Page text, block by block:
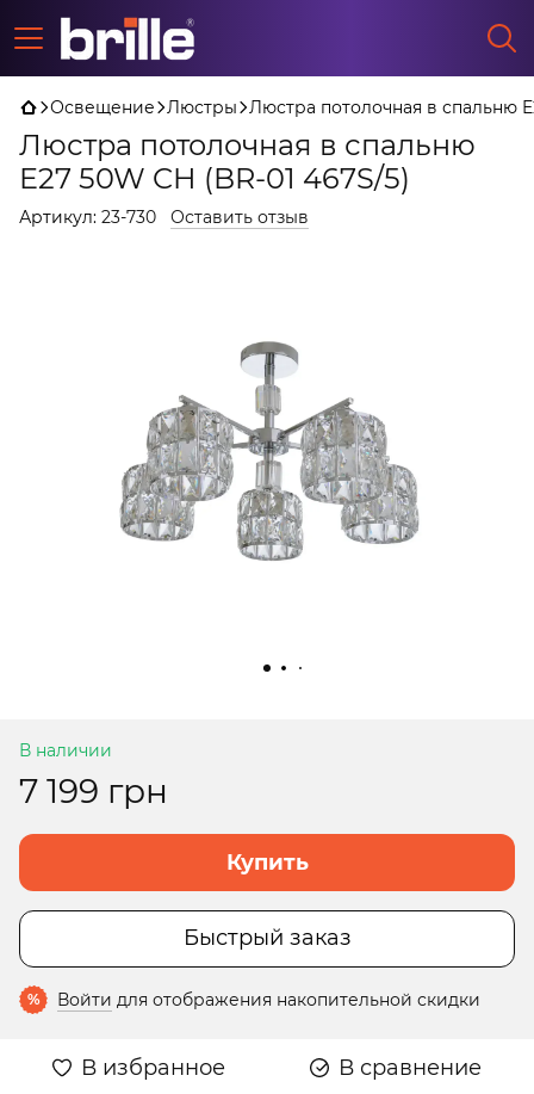
Освещение Люстры Люстра потолочная в спальню
Люстра потолочная в спальню
E27 50W CH (BR-01 467S/5)
Артикул: 23-730 Оставить отзыв
В наличии
7 199 грн
Купить
Быстрый заказ
% Войти для отображения накопительной скидки
В избранное В сравнение